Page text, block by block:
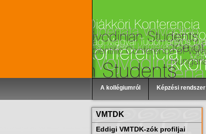
A kollégiumról Képzési rendszer
VMTDK
Eddigi VMTDK-zók profiljai